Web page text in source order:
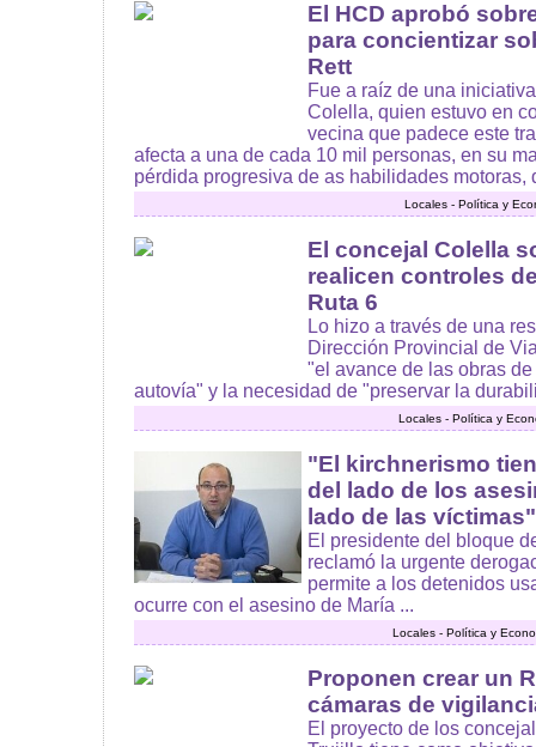
El HCD aprobó
para concientizar
Rett
Fue a raíz de una
Colella, quien estuvo en
vecina que padece este
afecta a una de cada 10 mil personas, en su
pérdida progresiva de as habilidades motoras,
Locales - Política y
El concejal Colella
realicen controles
Ruta 6
Lo hizo a través de una
Dirección Provincial de
"el avance de las obras
autovía" y la necesidad de "preservar la
Locales - Política y
"El kirchnerismo
del lado de los
lado de las
El presidente del bloque
reclamó la urgente
permite a los detenidos
ocurre con el asesino de María ...
Locales - Política y
Proponen crear un
cámaras de
El proyecto de los